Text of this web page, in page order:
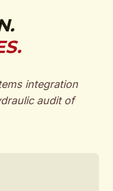
integration
audit of